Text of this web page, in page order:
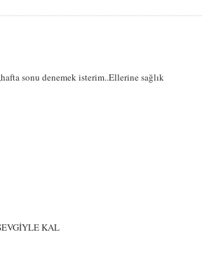
sonu denemek isterim..Ellerine sağlık
KAL